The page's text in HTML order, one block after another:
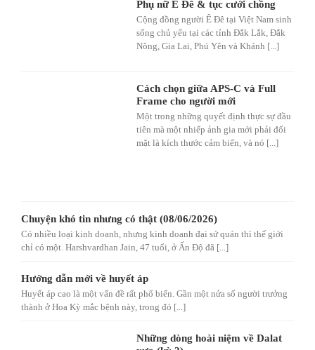
Phụ nữ Ê Đê & tục cưới chồng
Cộng đồng người Ê Đê tại Việt Nam sinh
sống chủ yếu tại các tỉnh Đắk Lắk, Đắk
Nông, Gia Lai, Phú Yên và Khánh [...]
Cách chọn giữa APS-C và Full
Frame cho người mới
Một trong những quyết định thực sự đầu
tiên mà một nhiếp ảnh gia mới phải đối
mặt là kích thước cảm biến, và nó [...]
Chuyện khó tin nhưng có thật (08/06/2026)
Có nhiều loại kinh doanh, nhưng kinh doanh đại sứ quán thì thế giới
chỉ có một. Harshvardhan Jain, 47 tuổi, ở Ấn Độ đã [...]
Hướng dẫn mới về huyết áp
Huyết áp cao là một vấn đề rất phổ biến. Gần một nửa số người trưởng
thành ở Hoa Kỳ mắc bệnh này, trong đó [...]
Những dòng hoài niệm về Dalat